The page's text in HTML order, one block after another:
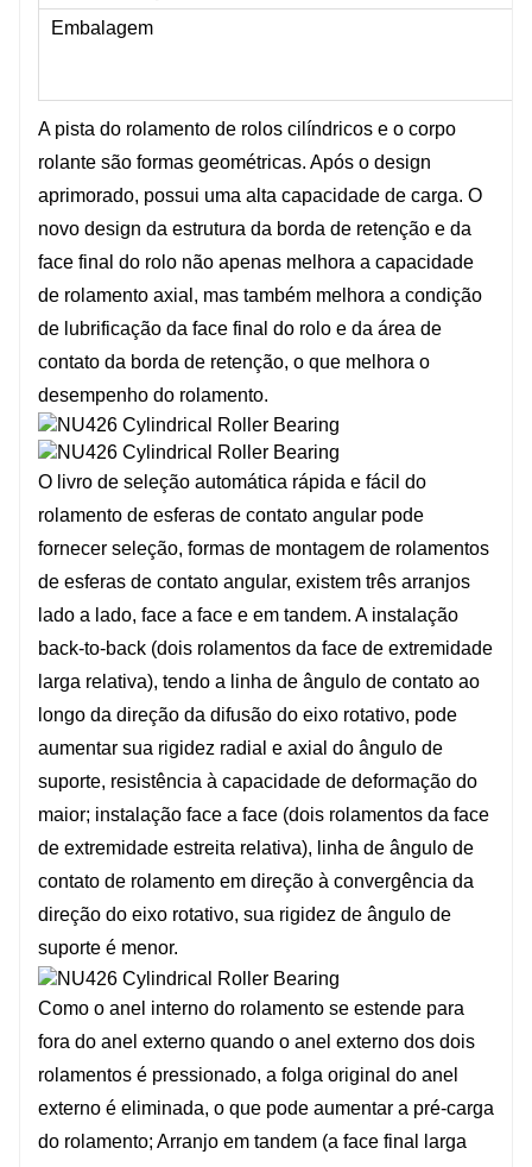
Embalagem
A pista do rolamento de rolos cilíndricos e o corpo
rolante são formas geométricas. Após o design
aprimorado, possui uma alta capacidade de carga. O
novo design da estrutura da borda de retenção e da
face final do rolo não apenas melhora a capacidade
de rolamento axial, mas também melhora a condição
de lubrificação da face final do rolo e da área de
contato da borda de retenção, o que melhora o
desempenho do rolamento.
O livro de seleção automática rápida e fácil do
rolamento de esferas de contato angular pode
fornecer seleção, formas de montagem de rolamentos
de esferas de contato angular, existem três arranjos
lado a lado, face a face e em tandem. A instalação
back-to-back (dois rolamentos da face de extremidade
larga relativa), tendo a linha de ângulo de contato ao
longo da direção da difusão do eixo rotativo, pode
aumentar sua rigidez radial e axial do ângulo de
suporte, resistência à capacidade de deformação do
maior; instalação face a face (dois rolamentos da face
de extremidade estreita relativa), linha de ângulo de
contato de rolamento em direção à convergência da
direção do eixo rotativo, sua rigidez de ângulo de
suporte é menor.
Como o anel interno do rolamento se estende para
fora do anel externo quando o anel externo dos dois
rolamentos é pressionado, a folga original do anel
externo é eliminada, o que pode aumentar a pré-carga
do rolamento; Arranjo em tandem (a face final larga